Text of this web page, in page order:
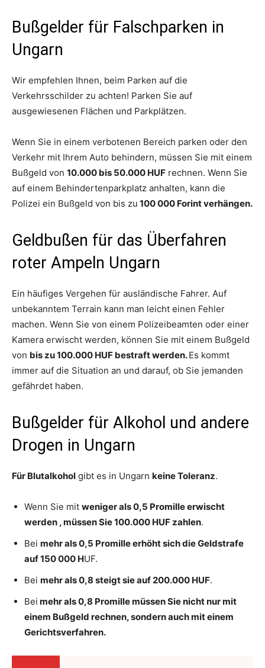
Bußgelder für Falschparken in
Ungarn
Wir empfehlen Ihnen, beim Parken auf die
Verkehrsschilder zu achten! Parken Sie auf
ausgewiesenen Flächen und Parkplätzen.
Wenn Sie in einem verbotenen Bereich parken oder den
Verkehr mit Ihrem Auto behindern, müssen Sie mit einem
Bußgeld von 10.000 bis 50.000 HUF rechnen. Wenn Sie
auf einem Behindertenparkplatz anhalten, kann die
Polizei ein Bußgeld von bis zu 100 000 Forint verhängen.
Geldbußen für das Überfahren
roter Ampeln Ungarn
Ein häufiges Vergehen für ausländische Fahrer. Auf
unbekanntem Terrain kann man leicht einen Fehler
machen. Wenn Sie von einem Polizeibeamten oder einer
Kamera erwischt werden, können Sie mit einem Bußgeld
von bis zu 100.000 HUF bestraft werden.Es kommt
immer auf die Situation an und darauf, ob Sie jemanden
gefährdet haben.
Bußgelder für Alkohol und andere
Drogen in Ungarn
Für Blutalkohol gibt es in Ungarn keine Toleranz.
Wenn Sie mit weniger als 0,5 Promille erwischt
werden , müssen Sie 100.000 HUF zahlen.
Bei mehr als 0,5 Promille erhöht sich die Geldstrafe
auf 150 000 HUF.
Bei mehr als 0,8 steigt sie auf 200.000 HUF.
Bei mehr als 0,8 Promille müssen Sie nicht nur mit
einem Bußgeld rechnen, sondern auch mit einem
Gerichtsverfahren.